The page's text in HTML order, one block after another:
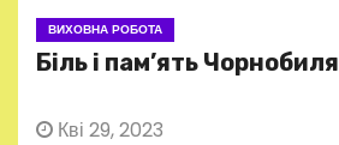
ВИХОВНА РОБОТА
Біль і пам’ять Чорнобиля
Кві 29, 2023